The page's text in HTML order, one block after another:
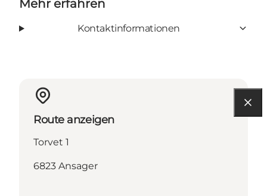
Mehr erfahren
Kontaktinformationen
Route anzeigen
Torvet 1
6823 Ansager